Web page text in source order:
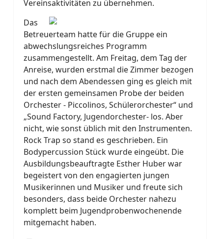
Vereinsaktivitäten zu übernehmen.
Das
Betreuerteam hatte für die Gruppe ein
abwechslungsreiches Programm
zusammengestellt. Am Freitag, dem Tag der
Anreise, wurden erstmal die Zimmer bezogen
und nach dem Abendessen ging es gleich mit
der ersten gemeinsamen Probe der beiden
Orchester - Piccolinos, Schülerorchester“ und
„Sound Factory, Jugendorchester- los. Aber
nicht, wie sonst üblich mit den Instrumenten.
Rock Trap so stand es geschrieben. Ein
Bodypercussion Stück wurde eingeübt. Die
Ausbildungsbeauftragte Esther Huber war
begeistert von den engagierten jungen
Musikerinnen und Musiker und freute sich
besonders, dass beide Orchester nahezu
komplett beim Jugendprobenwochenende
mitgemacht haben.